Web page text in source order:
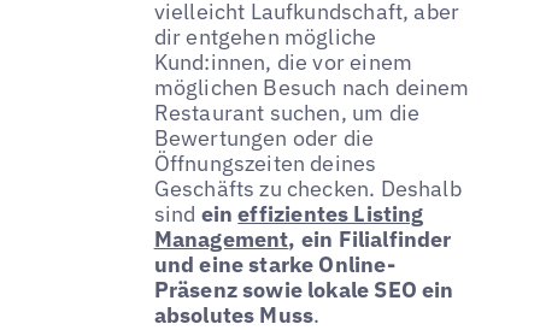
vielleicht Laufkundschaft, aber
dir entgehen mögliche
Kund:innen, die vor einem
möglichen Besuch nach deinem
Restaurant suchen, um die
Bewertungen oder die
Öffnungszeiten deines
Geschäfts zu checken. Deshalb
sind eineffizientes Listing
Management, ein Filialfinder
und eine starke Online-
Präsenz sowie lokale SEO ein
absolutes Muss.